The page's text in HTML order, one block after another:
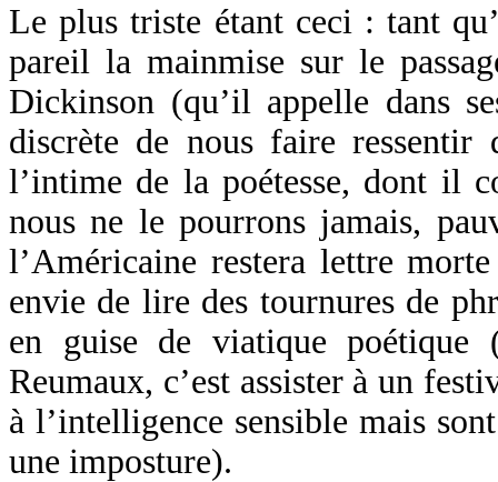
Le plus triste étant ceci : tant
pareil la mainmise sur le
Dickinson (qu’il appelle dans
discrète de nous faire
l’intime de la poétesse, dont il
nous ne le pourrons jamais,
l’Américaine restera lettre
envie de lire des tournures de
en guise de viatique
Reumaux, c’est assister à un
à l’intelligence sensible mais
une imposture).